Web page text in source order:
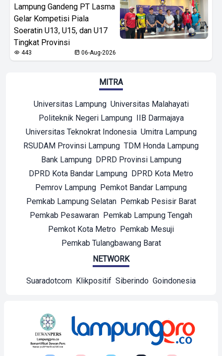
Lampung Gandeng PT Lasma
Gelar Kompetisi Piala
Soeratin U13, U15, dan U17
Tingkat Provinsi
443 06-Aug-2026
MITRA
Universitas Lampung Universitas Malahayati
Politeknik Negeri Lampung IIB Darmajaya
Universitas Teknokrat Indonesia Umitra Lampung
RSUDAM Provinsi Lampung TDM Honda Lampung
Bank Lampung DPRD Provinsi Lampung
DPRD Kota Bandar Lampung DPRD Kota Metro
Pemrov Lampung Pemkot Bandar Lampung
Pemkab Lampung Selatan Pemkab Pesisir Barat
Pemkab Pesawaran Pemkab Lampung Tengah
Pemkot Kota Metro Pemkab Mesuji
Pemkab Tulangbawang Barat
NETWORK
Suaradotcom Klikpositif Siberindo Goindonesia